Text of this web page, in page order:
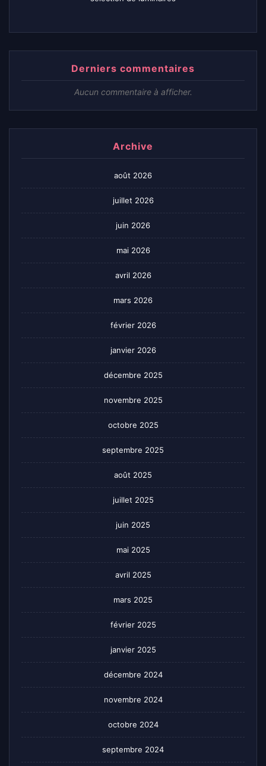
Derniers commentaires
Aucun commentaire à afficher.
Archive
août 2026
juillet 2026
juin 2026
mai 2026
avril 2026
mars 2026
février 2026
janvier 2026
décembre 2025
novembre 2025
octobre 2025
septembre 2025
août 2025
juillet 2025
juin 2025
mai 2025
avril 2025
mars 2025
février 2025
janvier 2025
décembre 2024
novembre 2024
octobre 2024
septembre 2024